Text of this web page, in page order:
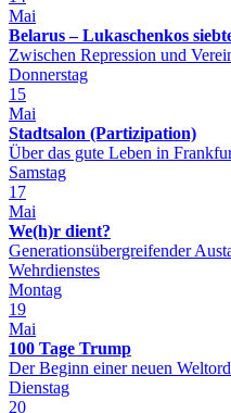
Mai
Belarus – Lukaschenkos
Zwischen Repression und
Donnerstag
15
Mai
Stadtsalon (Partizipation)
Über das gute Leben in
Samstag
17
Mai
We(h)r dient?
Generationsübergreifender
Wehrdienstes
Montag
19
Mai
100 Tage Trump
Der Beginn einer neuen
Dienstag
20